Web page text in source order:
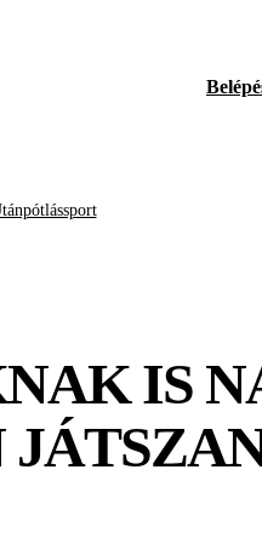
IS